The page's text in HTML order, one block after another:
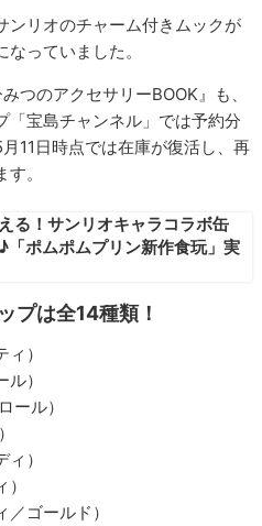
リオのチャーム付きムックが
っていました。
つのアクセサリーBOOK』も、
「宝島チャンネル」では予約分
11日時点では在庫が復活し、再
。
る！サンリオキャラコラボ缶
「ポムポムプリン新作食玩」実
プは全14種類！
）
）
ール）
）
ゴールド）